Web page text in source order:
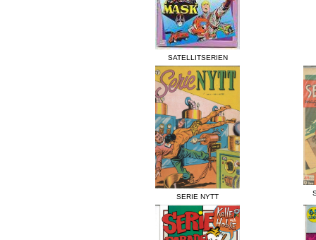
SATELLITSERIEN
SERIE NYTT